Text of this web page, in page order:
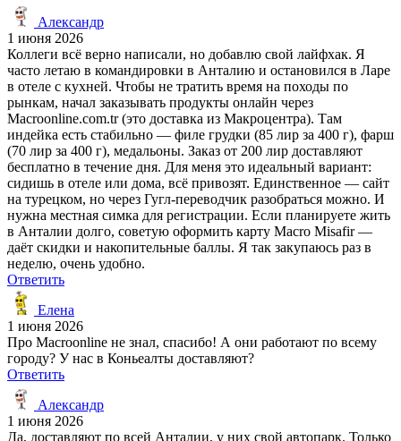
Александр
1 июня 2026
Коллеги всё верно написали, но добавлю свой лайфхак. Я
часто летаю в командировки в Анталию и остановился в Ларе
в отеле с кухней. Чтобы не тратить время на походы по
рынкам, начал заказывать продукты онлайн через
Macroonline.com.tr (это доставка из Макроцентра). Там
индейка есть стабильно — филе грудки (85 лир за 400 г), фарш
(70 лир за 400 г), медальоны. Заказ от 200 лир доставляют
бесплатно в течение дня. Для меня это идеальный вариант:
сидишь в отеле или дома, всё привозят. Единственное — сайт
на турецком, но через Гугл-переводчик разобраться можно. И
нужна местная симка для регистрации. Если планируете жить
в Анталии долго, советую оформить карту Macro Misafir —
даёт скидки и накопительные баллы. Я так закупаюсь раз в
неделю, очень удобно.
Ответить
Елена
1 июня 2026
Про Macroonline не знал, спасибо! А они работают по всему
городу? У нас в Коньеалты доставляют?
Ответить
Александр
1 июня 2026
Да, доставляют по всей Анталии, у них свой автопарк. Только